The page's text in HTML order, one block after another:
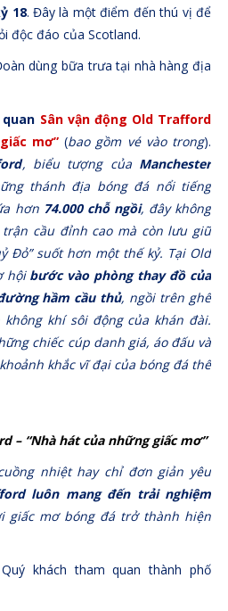
18. Đây là một điểm đến thú vị để
độc đáo của Scotland.
dùng bữa trưa tại nhà hàng địa
Sân vận động Old Trafford
mơ”(bao gồm vé vào trong).
, biểu tượng của Manchester
thánh địa bóng đá nổi tiếng
hơn 74.000 chỗ ngồi, đây không
cầu đỉnh cao mà còn lưu giữ
Đỏ” suốt hơn một thế kỷ. Tại Old
hội bước vào phòng thay đồ của
hầm cầu thủ, ngồi trên ghế
khí sôi động của khán đài.
chiếc cúp danh giá, áo đấu và
khắc vĩ đại của bóng đá thế
– “Nhà hát của những giấc mơ”
nhiệt hay chỉ đơn giản yêu
luôn mang đến trải nghiệm
giấc mơ bóng đá trở thành hiện
khách tham quan thành phố